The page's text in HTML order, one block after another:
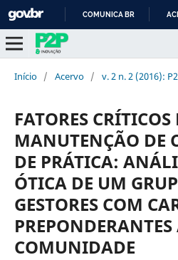
COMUNICA BR
Início / Acervo / v. 2 n. 2 (2016):
FATORES CRÍTICOS
MANUTENÇÃO DE
DE PRÁTICA:
ÓTICA DE UM
GESTORES COM
COMUNIDADE